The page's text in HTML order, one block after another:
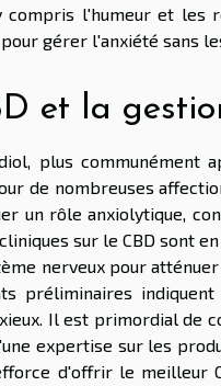
compris l'humeur et les
gérer l'anxiété sans
et la
plus communément
de nombreuses
un rôle anxiolytique,
sur le CBD sont
nerveux pour
préliminaires
Il est primordial de
expertise sur les
d'offrir le meilleur